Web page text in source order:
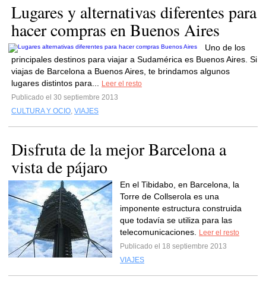
Lugares y alternativas diferentes para
hacer compras en Buenos Aires
Uno de los
principales destinos para viajar a Sudamérica es Buenos Aires. Si
viajas de Barcelona a Buenos Aires, te brindamos algunos
lugares distintos para...
Leer el resto
Publicado el 30 septiembre 2013
CULTURA Y OCIO, VIAJES
Disfruta de la mejor Barcelona a
vista de pájaro
En el Tibidabo, en Barcelona, la
Torre de Collserola es una
imponente estructura construida
que todavía se utiliza para las
telecomunicaciones.
Leer el resto
Publicado el 18 septiembre 2013
VIAJES